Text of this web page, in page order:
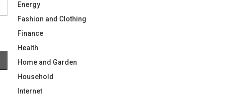
Energy
Fashion and Clothing
Finance
Health
Home and Garden
Household
Internet